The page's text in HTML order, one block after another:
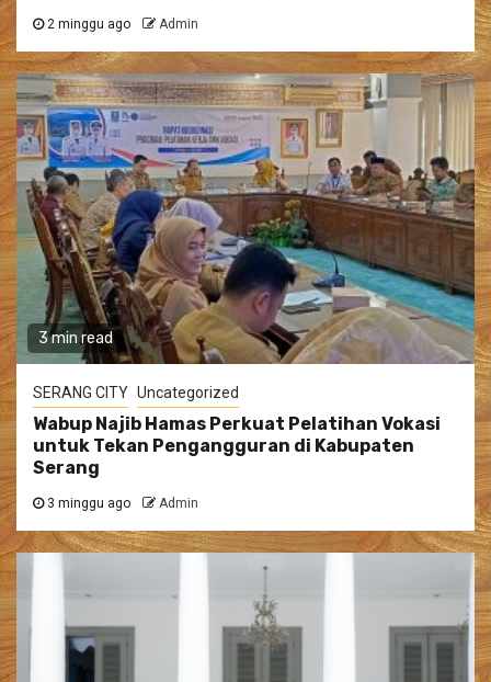
2 minggu ago Admin
3 min read
SERANG CITY Uncategorized
Wabup Najib Hamas Perkuat Pelatihan Vokasi
untuk Tekan Pengangguran di Kabupaten
Serang
3 minggu ago Admin